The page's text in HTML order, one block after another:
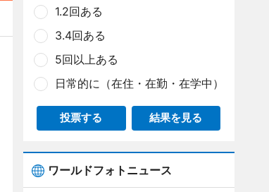
1.2回ある
3.4回ある
5回以上ある
日常的に（在住・在勤・在学中）
投票する 結果を見る
ワールドフォトニュース